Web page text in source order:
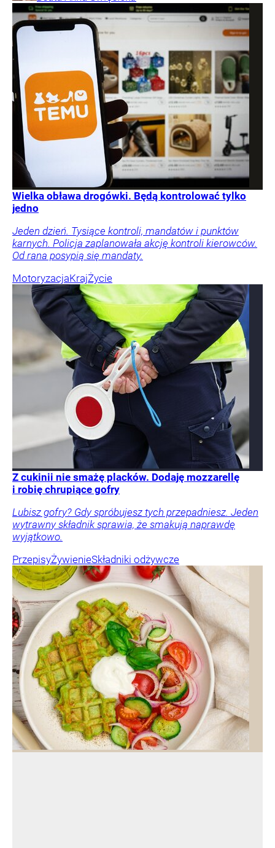
Wielka obława drogówki. Będą kontrolować tylko
jedno
Jeden dzień. Tysiące kontroli, mandatów i punktów
karnych. Policja zaplanowała akcję kontroli kierowców.
Od rana posypią się mandaty.
MotoryzacjaKrajŻycie
Z cukinii nie smażę placków. Dodaję mozzarellę
i robię chrupiące gofry
Lubisz gofry? Gdy spróbujesz tych przepadniesz. Jeden
wytrawny składnik sprawia, że smakują naprawdę
wyjątkowo.
PrzepisyŻywienieSkładniki odżywcze